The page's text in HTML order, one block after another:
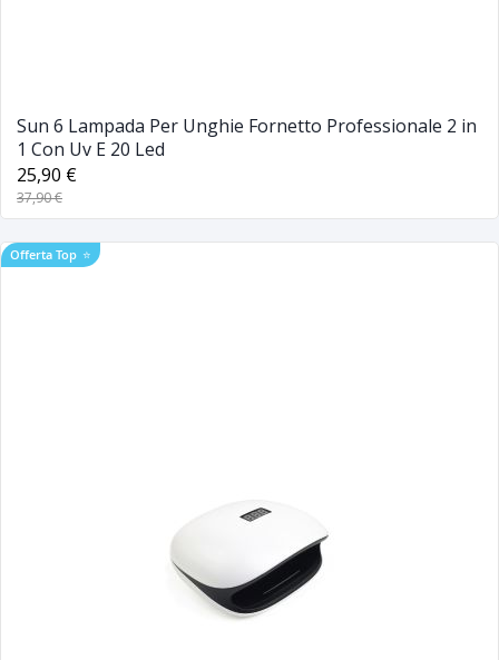
Sun 6 Lampada Per Unghie Fornetto Professionale 2 in
1 Con Uv E 20 Led
25,90 €
37,90 €
Offerta Top ⭐